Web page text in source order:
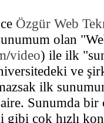
Özgür Web
olan
/video) ile ilk
ve
ilk
Sunumda bir
gibi çok hızlı